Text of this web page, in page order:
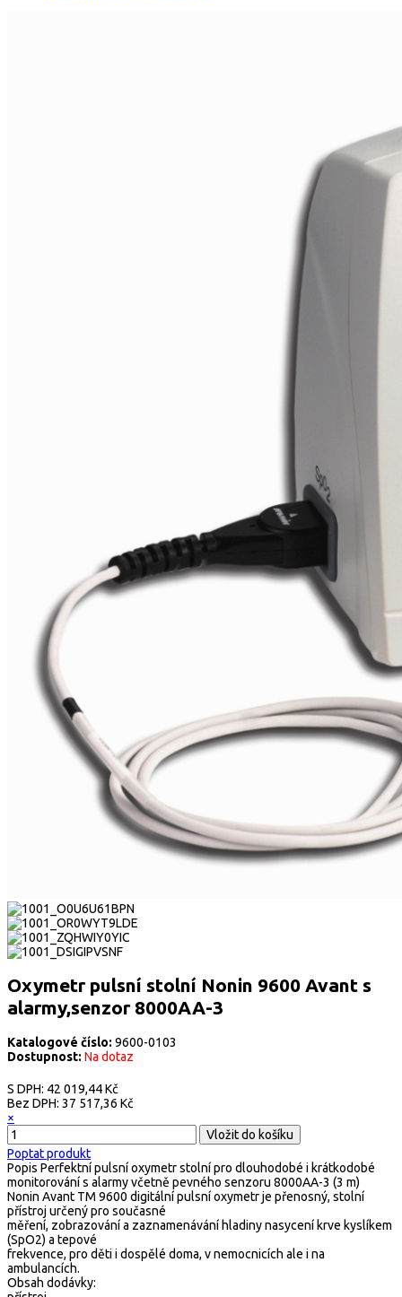
Oxymetr pulsní stolní Nonin 9600 Avant s
alarmy,senzor 8000AA-3
Katalogové číslo: 9600-0103
Dostupnost: Na dotaz
S DPH: 42 019,44 Kč
Bez DPH: 37 517,36 Kč
×
Poptat produkt
Popis Perfektní pulsní oxymetr stolní pro dlouhodobé i krátkodobé
monitorování s alarmy včetně pevného senzoru 8000AA-3 (3 m)
Nonin Avant TM 9600 digitální pulsní oxymetr je přenosný, stolní
přístroj určený pro současné
měření, zobrazování a zaznamenávání hladiny nasycení krve kyslíkem
(SpO2) a tepové
frekvence, pro děti i dospělé doma, v nemocnicích ale i na
ambulancích.
Obsah dodávky: